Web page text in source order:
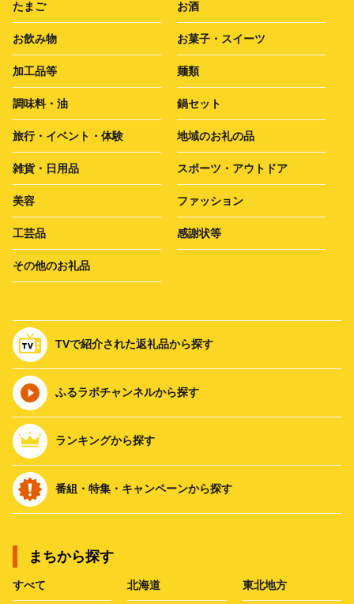
たまご お酒
お飲み物 お菓子・スイーツ
加工品等 麺類
調味料・油 鍋セット
旅行・イベント・体験 地域のお礼の品
雑貨・日用品 スポーツ・アウトドア
美容 ファッション
工芸品 感謝状等
その他のお礼品
TVで紹介された返礼品から探す
ふるラボチャンネルから探す
ランキングから探す
番組・特集・キャンペーンから探す
まちから探す
すべて 北海道 東北地方